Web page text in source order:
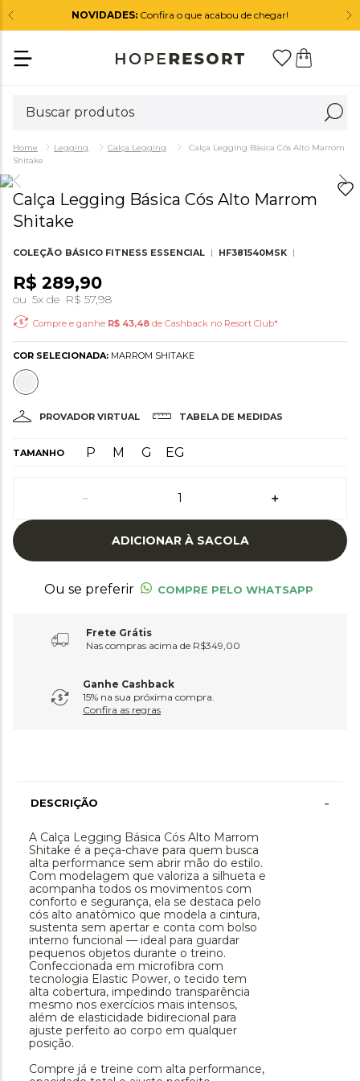
NOVIDADES: Confira o que acabou de chegar!
Legging Calça Legging
Calça Legging Básica Cós Alto Marrom
Shitake
Calça Legging Básica Cós Alto Marrom
Shitake
COLEÇÃO BÁSICO FITNESS ESSENCIAL HF381540MSK
R$ 289,90
ou 5x de R$ 57,98
Compre e ganhe R$ 43,48 de Cashback no Resort Club*
COR SELECIONADA: MARROM SHITAKE
PROVADOR VIRTUAL TABELA DE MEDIDAS
TAMANHO EG
G
M
P
＋
－
ADICIONAR À SACOLA
Ou se preferir COMPRE PELO WHATSAPP
Frete Grátis
Nas compras acima de R$349,00
Ganhe Cashback
15% na sua próxima compra.
Confira as regras
DESCRIÇÃO -
A Calça Legging Básica Cós Alto Marrom
Shitake é a peça-chave para quem busca
alta performance sem abrir mão do estilo.
Com modelagem que valoriza a silhueta e
acompanha todos os movimentos com
conforto e segurança, ela se destaca pelo
cós alto anatômico que modela a cintura,
sustenta sem apertar e conta com bolso
interno funcional — ideal para guardar
pequenos objetos durante o treino.
Confeccionada em microfibra com
tecnologia Elastic Power, o tecido tem
alta cobertura, impedindo transparência
mesmo nos exercícios mais intensos,
além de elasticidade bidirecional para
ajuste perfeito ao corpo em qualquer
posição.
Compre já e treine com alta performance,